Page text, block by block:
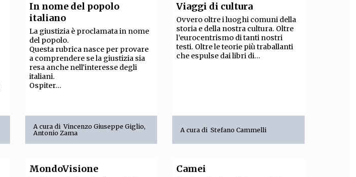
In nome del popolo
italiano
La giustizia è proclamata in nome
del popolo.
Questa rubrica nasce per provare
a comprendere se la giustizia sia
resa anche nell'interesse degli
italiani.
Ospiter...
A cura diVincenzo Giuseppe Giglio,
Antonio Zama
Viaggi di cultura
Ovvero oltre i luoghi comuni della
storia e della nostra cultura. Oltre
l’eurocentrismo di tanti nostri
testi. Oltre le teorie più traballanti
che espulse dai libri di...
A cura diStefano Cammelli
MondoVisione Camei